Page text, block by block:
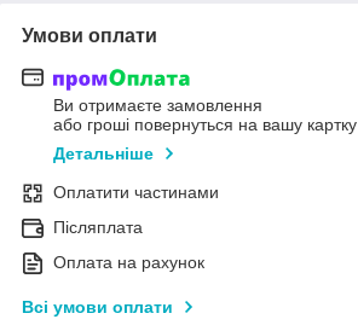
Умови оплати
Ви отримаєте замовлення
або гроші повернуться на вашу картку
Детальніше
Оплатити частинами
Післяплата
Оплата на рахунок
Всі умови оплати